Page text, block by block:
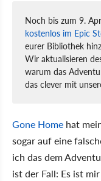
Noch bis zum 9.
kostenlos im Epic
eurer Bibliothek
Wir aktualisieren
warum das
das clever mit
Gone Home hat
sogar auf eine
ich das dem
ist der Fall: Es ist